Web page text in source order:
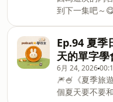
じる（ijiru）
碰 💬 猫(ねこ)
Neko ni
文？🍉😚🔗 課
https://
▼ 趁這個機會
https://x.gd/
日文》專用IG
動式Podcast
到下一集吧～
⁠✂︎ - - 🎆🍧《夏
～✨這個夏天
文？🍉😚🔗 課
https://
趁這個機會下
https://x.gd/
Ep.94 夏季
天的單字
6月 24, 2026
🎆🍧《夏季旅
個夏天要不要